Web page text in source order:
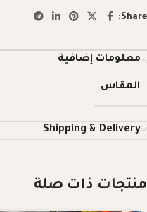
Share:
معلومات إضافية
المقاس
Shipping & Delivery
منتجات ذات صلة